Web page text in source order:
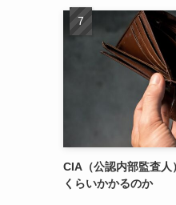
CIA（公認内部監査
くらいかかるのか